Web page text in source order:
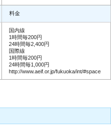
料金
国内線
1時間毎200円
24時間毎2,400円
国際線
1時間毎200円
24時間毎1,000円
http://www.aeif.or.jp/fukuoka/int/#space